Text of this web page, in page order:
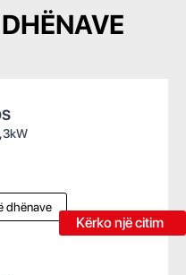
Kërko një citim
dhënave